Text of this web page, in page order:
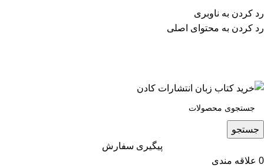
رد کردن به ناوبری
رد کردن به محتوای اصلی
پشتیبانی تلگرام : 09201005262
۵۰ تا۶۰ درصد تخفیف واقعی و همیشگی در خرید از سایت
جستجو
پیگیری سفارش
0 علاقه مندی